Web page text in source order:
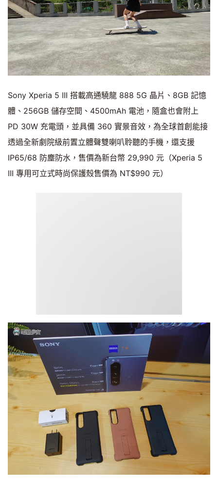
Sony Xperia 5 III 搭載高通驍龍 888 5G 晶片、8GB 記憶
體、256GB 儲存空間、4500mAh 電池，隨盒也會附上
PD 30W 充電頭，並具備 360 實景音效，為全球首創能接
透過全新劇院級前置立體聲雙喇叭聆聽的手機，還支援
IP65/68 防塵防水，售價為新台幣 29,990 元（Xperia 5
III 專用可立式時尚保護殼售價為 NT$990 元）